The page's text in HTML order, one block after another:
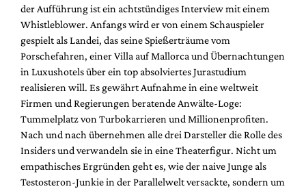
der Aufführung ist ein achtstündiges Interview mit einem
Whistleblower. Anfangs wird er von einem Schauspieler
gespielt als Landei, das seine Spießerträume vom
Porschefahren, einer Villa auf Mallorca und Übernachtungen
in Luxushotels über ein top absolviertes Jurastudium
realisieren will. Es gewährt Aufnahme in eine weltweit
Firmen und Regierungen beratende Anwälte-Loge:
Tummelplatz von Turbokarrieren und Millionenprofiten.
Nach und nach übernehmen alle drei Darsteller die Rolle des
Insiders und verwandeln sie in eine Theaterfigur. Nicht um
empathisches Ergründen geht es, wie der naive Junge als
Testosteron-Junkie in der Parallelwelt versackte, sondern um